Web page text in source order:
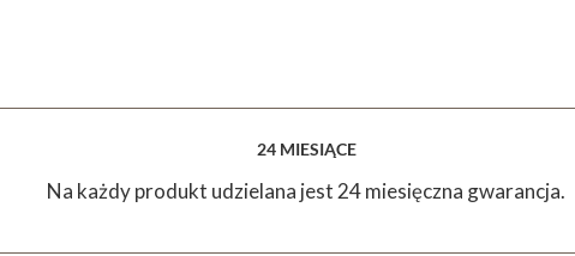
24 MIESIĄCE
Na każdy produkt udzielana jest 24 miesięczna gwarancja.